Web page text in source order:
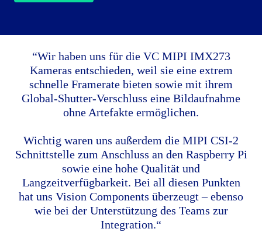
“Wir haben uns für die VC MIPI IMX273
Kameras entschieden, weil sie eine extrem
schnelle Framerate bieten sowie mit ihrem
Global-Shutter-Verschluss eine Bildaufnahme
ohne Artefakte ermöglichen.
Wichtig waren uns außerdem die MIPI CSI-2
Schnittstelle zum Anschluss an den Raspberry Pi
sowie eine hohe Qualität und
Langzeitverfügbarkeit. Bei all diesen Punkten
hat uns Vision Components überzeugt – ebenso
wie bei der Unterstützung des Teams zur
Integration.“